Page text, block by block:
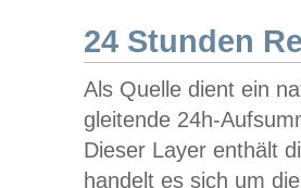
24 Stunden
Als Quelle dient ein
gleitende 24h-
Dieser Layer enthält
handelt es sich um